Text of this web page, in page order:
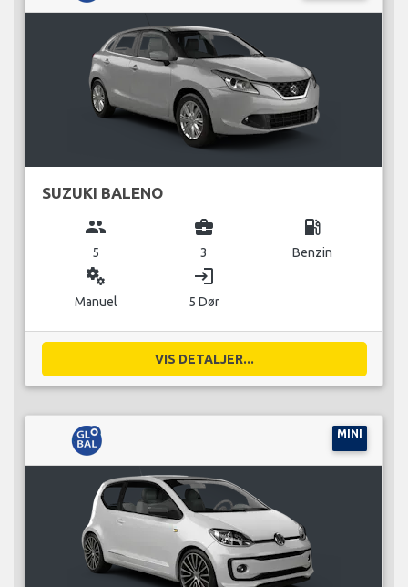
SUZUKI BALENO
group
5
business_center
3
local_gas_station
Benzin
miscellaneous_services
Manuel
login
5 Dør
VIS DETALJER...
MINI